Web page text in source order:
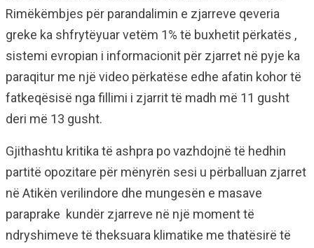
Rimëkëmbjes për parandalimin e zjarreve qeveria
greke ka shfrytëyuar vetëm 1% të buxhetit përkatës ,
sistemi evropian i informacionit për zjarret në pyje ka
paraqitur me një video përkatëse edhe afatin kohor të
fatkeqësisë nga fillimi i zjarrit të madh më 11 gusht
deri më 13 gusht.
Gjithashtu kritika të ashpra po vazhdojnë të hedhin
partitë opozitare për mënyrën sesi u përballuan zjarret
në Atikën verilindore dhe mungesën e masave
paraprake kundër zjarreve në një moment të
ndryshimeve të theksuara klimatike me thatësirë të